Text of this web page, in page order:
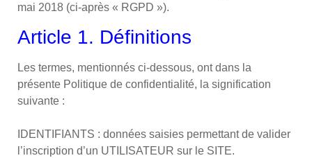
mai 2018 (ci-après « RGPD »).
Article 1. Définitions
Les termes, mentionnés ci-dessous, ont dans la
présente Politique de confidentialité, la signification
suivante :
IDENTIFIANTS : données saisies permettant de valider
l’inscription d’un UTILISATEUR sur le SITE.